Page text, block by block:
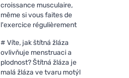
croissance musculaire,
même si vous faites de
l'exercice régulièrement
# Víte, jak štítná žláza
ovlivňuje menstruaci a
plodnost? Štítná žláza je
malá žláza ve tvaru motýl